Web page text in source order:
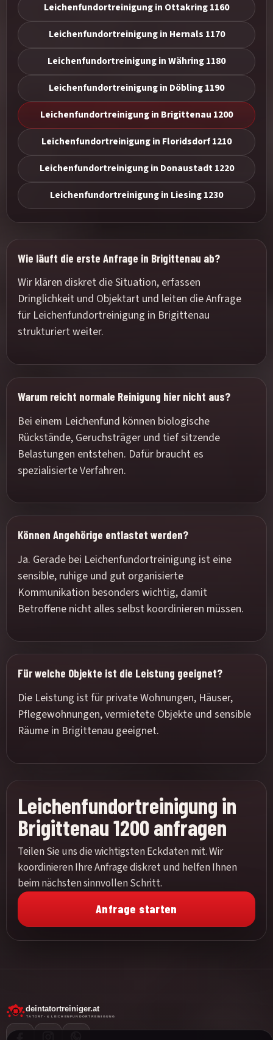
Leichenfundortreinigung in Ottakring 1160
Leichenfundortreinigung in Hernals 1170
Leichenfundortreinigung in Währing 1180
Leichenfundortreinigung in Döbling 1190
Leichenfundortreinigung in Brigittenau 1200
Leichenfundortreinigung in Floridsdorf 1210
Leichenfundortreinigung in Donaustadt 1220
Leichenfundortreinigung in Liesing 1230
Wie läuft die erste Anfrage in Brigittenau ab?
Wir klären diskret die Situation, erfassen
Dringlichkeit und Objektart und leiten die Anfrage
für Leichenfundortreinigung in Brigittenau
strukturiert weiter.
Warum reicht normale Reinigung hier nicht aus?
Bei einem Leichenfund können biologische
Rückstände, Geruchsträger und tief sitzende
Belastungen entstehen. Dafür braucht es
spezialisierte Verfahren.
Können Angehörige entlastet werden?
Ja. Gerade bei Leichenfundortreinigung ist eine
sensible, ruhige und gut organisierte
Kommunikation besonders wichtig, damit
Betroffene nicht alles selbst koordinieren müssen.
Für welche Objekte ist die Leistung geeignet?
Die Leistung ist für private Wohnungen, Häuser,
Pflegewohnungen, vermietete Objekte und sensible
Räume in Brigittenau geeignet.
Leichenfundortreinigung in
Brigittenau 1200 anfragen
Teilen Sie uns die wichtigsten Eckdaten mit. Wir
koordinieren Ihre Anfrage diskret und helfen Ihnen
beim nächsten sinnvollen Schritt.
Anfrage starten